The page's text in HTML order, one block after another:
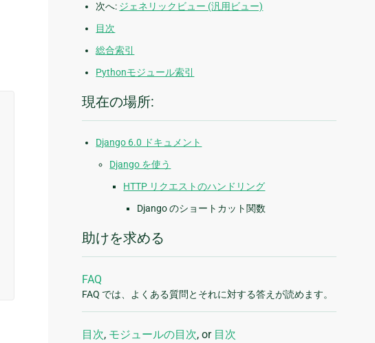
次へ: ジェネリックビュー (汎用ビュー)
目次
総合索引
Pythonモジュール索引
現在の場所:
Django 6.0 ドキュメント
Django を使う
HTTP リクエストのハンドリング
Django のショートカット関数
助けを求める
FAQ
FAQ では、よくある質問とそれに対する答えが読めます。
目次, モジュールの目次, or 目次